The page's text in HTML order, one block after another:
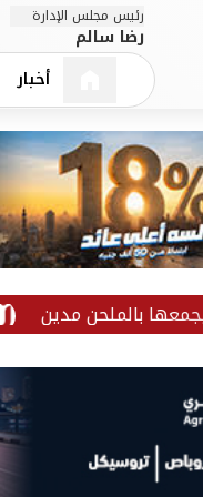
رئيس مجلس الإدارة
رضا سالم
أخبار
مدين